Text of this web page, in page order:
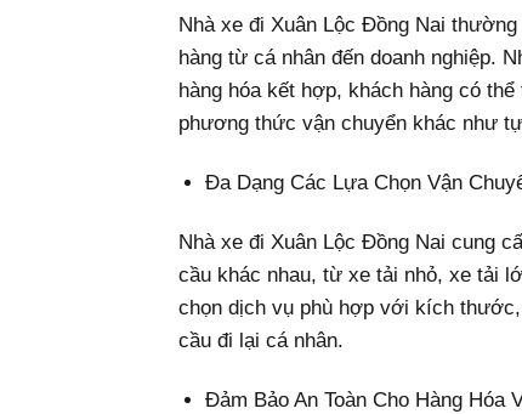
Nhà xe đi Xuân Lộc Đồng Nai
hàng từ cá nhân đến doanh nghiệp.
hàng hóa kết hợp, khách hàng có
phương thức vận chuyển khác như
Đa Dạng Các Lựa Chọn Vận
Nhà xe đi Xuân Lộc Đồng Nai cung
cầu khác nhau, từ xe tải nhỏ, xe tải
chọn dịch vụ phù hợp với kích
cầu đi lại cá nhân.
Đảm Bảo An Toàn Cho Hàng Hóa